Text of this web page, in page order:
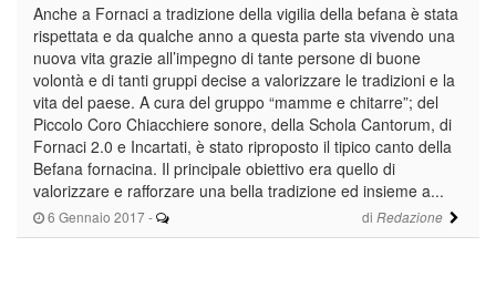
6 Gennaio 2017 - di Redazione
Anche a Fornaci a tradizione della vigilia della befana è stata
rispettata e da qualche anno a questa parte sta vivendo una
nuova vita grazie all’impegno di tante persone di buone
volontà e di tanti gruppi decise a valorizzare le tradizioni e la
vita del paese. A cura del gruppo “mamme e chitarre”; del
Piccolo Coro Chiacchiere sonore, della Schola Cantorum, di
Fornaci 2.0 e Incartati, è stato riproposto il tipico canto della
Befana fornacina. Il principale obiettivo era quello di
valorizzare e rafforzare una bella tradizione ed insieme a...